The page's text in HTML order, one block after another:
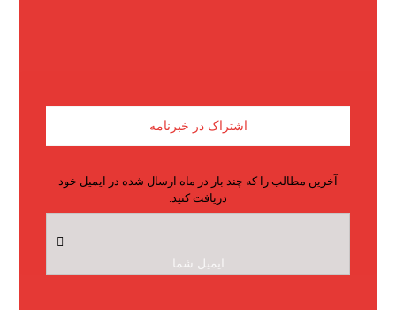
اشتراک در خبرنامه
آخرین مطالب را که چند بار در ماه ارسال شده در ایمیل خود
دریافت کنید.